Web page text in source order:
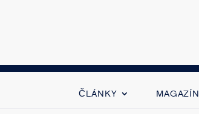
ČLÁNKY MAGAZÍN